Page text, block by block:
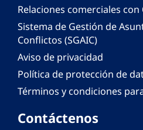
Relaciones comerciales con
Sistema de Gestión de
Conflictos (SGAIC)
Aviso de privacidad
Política de protección de
Términos y condiciones
Contáctenos